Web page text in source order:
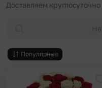
Доставляем
Популярные